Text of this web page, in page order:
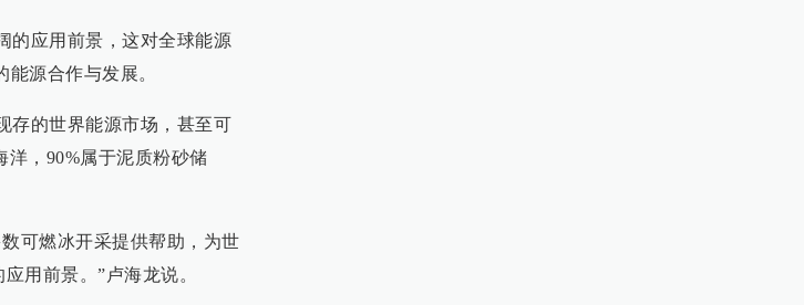
的应用前景，这对全球能源
源合作与发展。
存的世界能源市场，甚至可
，90%属于泥质粉砂储
可燃冰开采提供帮助，为世
用前景。”卢海龙说。